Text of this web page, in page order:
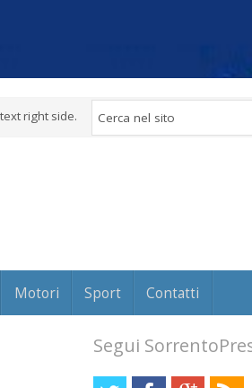
right side.
Motori Sport Contatti
Segui